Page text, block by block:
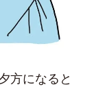
方になると